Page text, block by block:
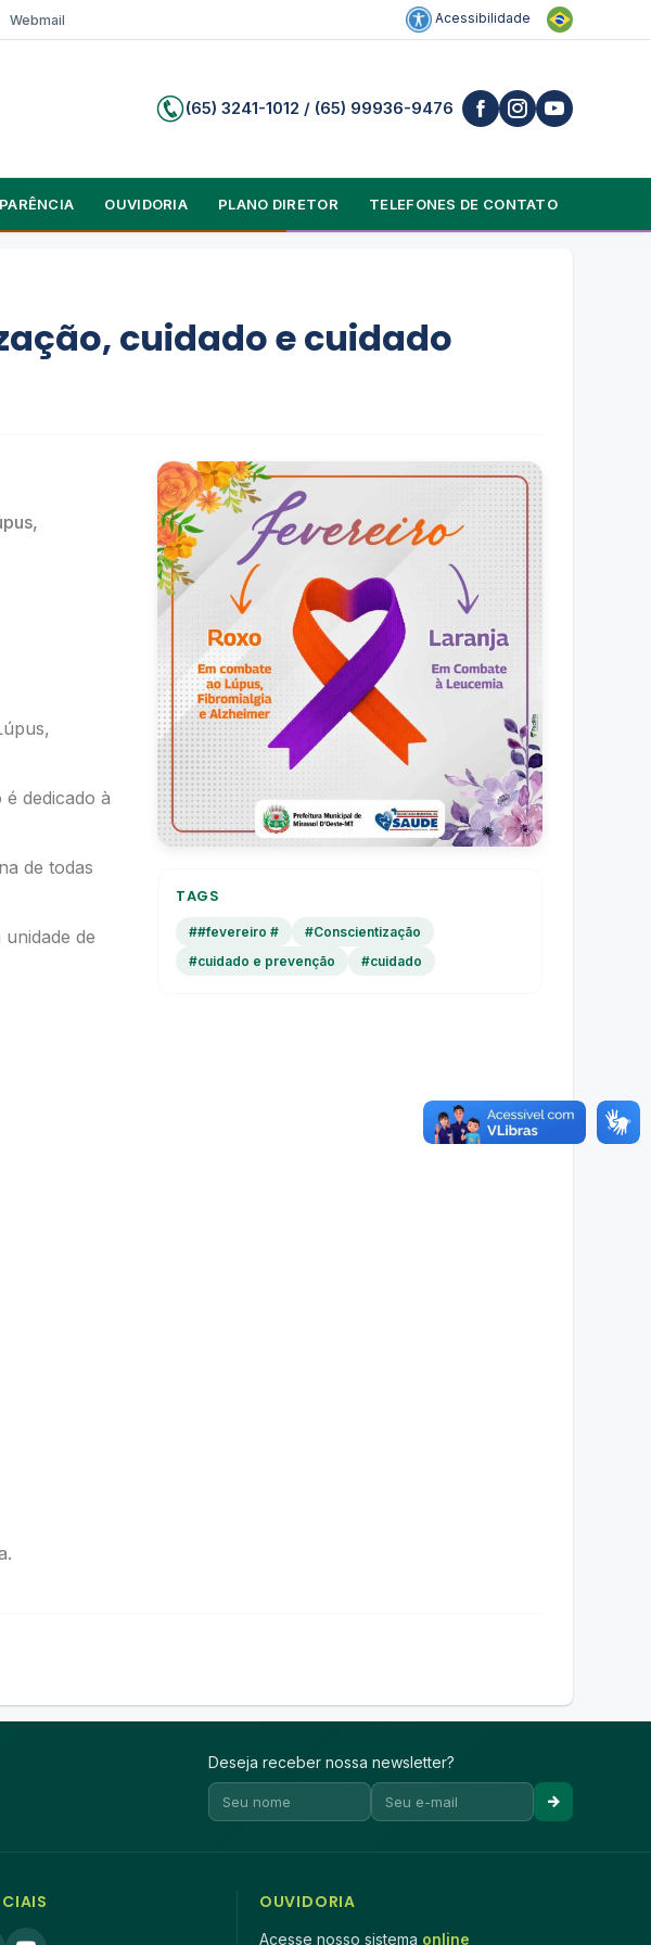
Webmail Acessibilidade
(65) 3241-1012 / (65) 99936-9476
OUVIDORIA PLANO DIRETOR TELEFONES DE CONTATO
cuidado e cuidado
dedicado à
de todas
de
TAGS
##fevereiro #
#Conscientização
#cuidado e prevenção
#cuidado
Deseja receber nossa newsletter?
OUVIDORIA
Acesse nosso sistema online